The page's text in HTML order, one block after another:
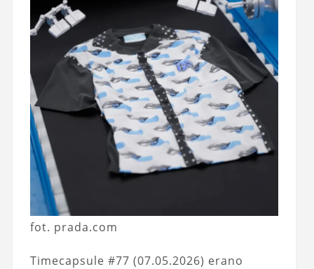
fot. prada.com
Timecapsule #77 (07.05.2026) erano